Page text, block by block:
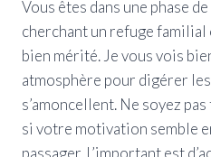
Vous êtes dans une phase
cherchant un refuge familial
bien mérité. Je vous vois
atmosphère pour digérer
s’amoncellent. Ne soyez
si votre motivation semble
passager. L’important est